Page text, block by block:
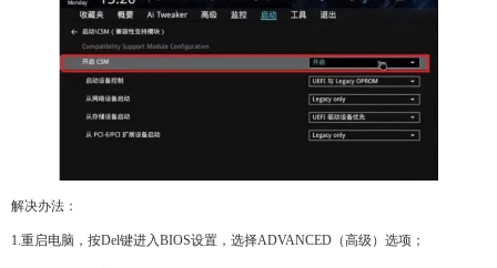
解决办法：
1.重启电脑，按Del键进入BIOS设置，选择ADVANCED（高级）选项；